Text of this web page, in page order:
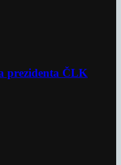
prezidenta ČLK